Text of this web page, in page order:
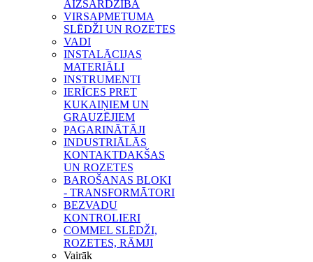
AIZSARDZĪBA
VIRSAPMETUMA
SLĒDŽI UN ROZETES
VADI
INSTALĀCIJAS
MATERIĀLI
INSTRUMENTI
IERĪCES PRET
KUKAIŅIEM UN
GRAUZĒJIEM
PAGARINĀTĀJI
INDUSTRIĀLĀS
KONTAKTDAKŠAS
UN ROZETES
BAROŠANAS BLOKI
- TRANSFORMĀTORI
BEZVADU
KONTROLIERI
COMMEL SLĒDŽI,
ROZETES, RĀMJI
Vairāk